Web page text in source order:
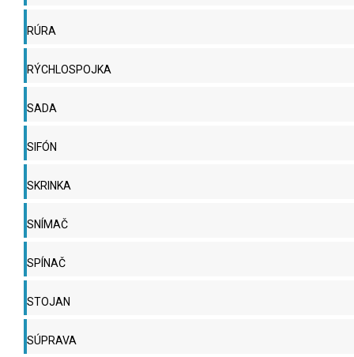
RÚRA
RÝCHLOSPOJKA
SADA
SIFÓN
SKRINKA
SNÍMAČ
SPÍNAČ
STOJAN
SÚPRAVA